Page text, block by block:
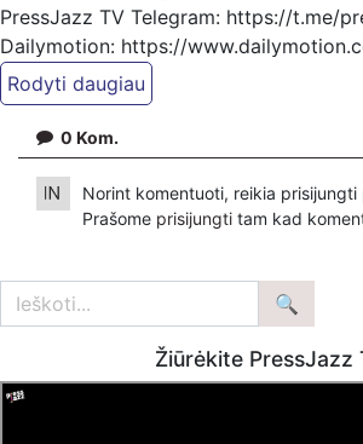
PressJazz TV Telegram: https://t.me/
Dailymotion: https://
https://www.pressjazz.tv
Mūsų veikla galima tik dėka skaitytojų
paremti galima šiais būdais:
VšĮ „Ekspertai.eu“ bankiniu pavedinimu
yra banke Luminor
arba per PayPal paspaudę šią nuorodą –
https://www.paypal.com/paypalme/
locale.x=en_US
Patreon platformoje patreon.com/
0 Kom.
Norint komentuoti, reikia prisijungti
Prašome prisijungti tam kad
Žiūrėkite PressJazz